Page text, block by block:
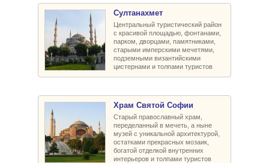
Султанахмет
Центральный туристический район
с красивой площадью, фонтанами,
парком, дворцами, памятниками,
старыми имперскими мечетями,
подземными византийскими
цистернами и толпами туристов
Храм Святой Софии
Старый православный храм,
переделанный в мечеть, а ныне
музей с уникальной архитектурой,
остатками прекрасных мозаик,
богатой отделкой внутренних
интерьеров и толпами туристов